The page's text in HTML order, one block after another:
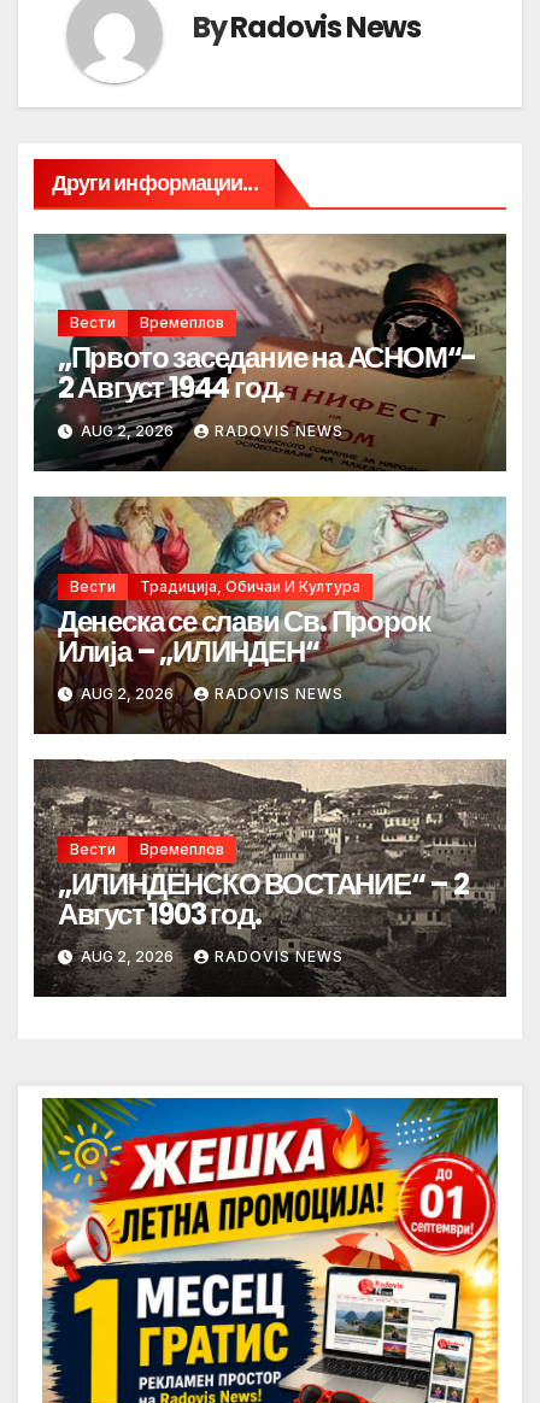
ByRadovis News
Други информации...
Вести Времеплов
„Првото заседание на АСНОМ“-
2 Август 1944 год.
AUG 2, 2026 RADOVIS NEWS
Вести Традиција, Обичаи И Култура
Денеска се слави Св. Пророк
Илија – „ИЛИНДЕН“
AUG 2, 2026 RADOVIS NEWS
Вести Времеплов
„ИЛИНДЕНСКО ВОСТАНИЕ“ – 2
Август 1903 год.
AUG 2, 2026 RADOVIS NEWS